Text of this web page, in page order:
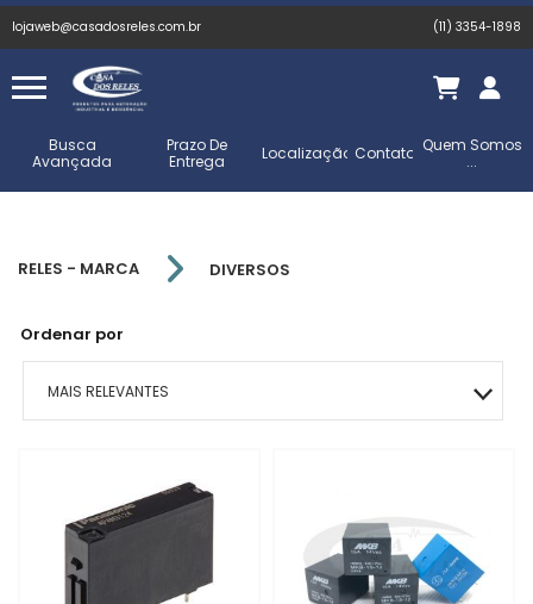
lojaweb@casadosreles.com.br (11) 3354-1898
Busca
Avançada
Prazo De
Entrega
Localização Contato Quem Somos
...
RELES - MARCA DIVERSOS
Ordenar por
MAIS RELEVANTES
MENOR PREÇO
MAIOR PREÇO